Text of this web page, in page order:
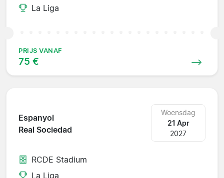
La Liga
PRIJS VANAF
75 €
Espanyol
Real Sociedad
Woensdag
21 Apr
2027
RCDE Stadium
La Liga